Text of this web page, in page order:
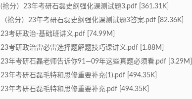
(抢分）23年考研石磊史纲强化课测试题3.pdf [361.31K]
（抢分）23年考研石磊史纲强化课测试题3答案.pdf [82.36K]
23考研政治-基础班讲义.pdf [74.99M]
23考研政治雷必雷选择题解题技巧课讲义.pdf [1.88M]
23年考研石磊老师告诉你91—09年这些真题必须看.pdf [3.29M]
23年考研石磊毛特和思修重要补充(1).pdf [494.35K]
23年考研石磊毛特和思修重要补充.pdf [494.35K]